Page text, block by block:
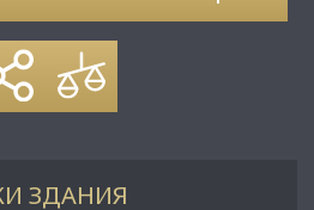
ЗДАНИЯ